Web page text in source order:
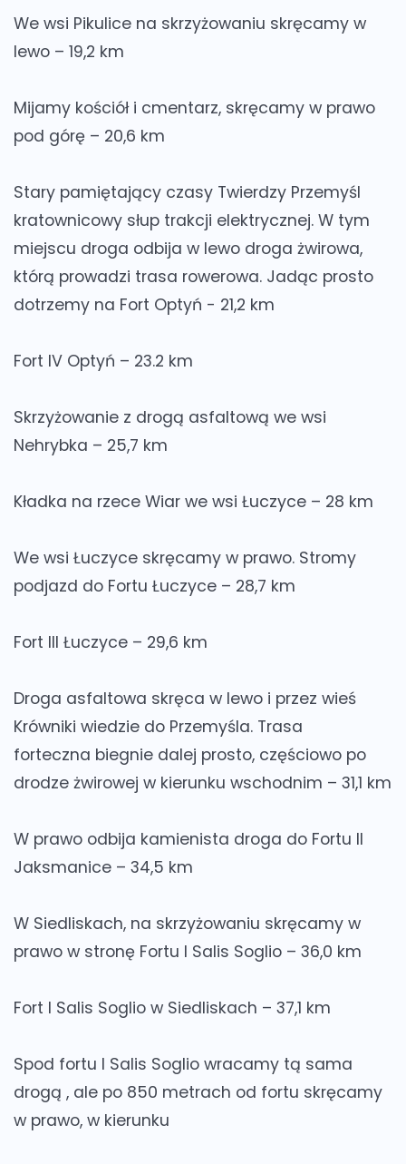
We wsi Pikulice na skrzyżowaniu skręcamy w
lewo – 19,2 km
Mijamy kościół i cmentarz, skręcamy w prawo
pod górę – 20,6 km
Stary pamiętający czasy Twierdzy Przemyśl
kratownicowy słup trakcji elektrycznej. W tym
miejscu droga odbija w lewo droga żwirowa,
którą prowadzi trasa rowerowa. Jadąc prosto
dotrzemy na Fort Optyń - 21,2 km
Fort IV Optyń – 23.2 km
Skrzyżowanie z drogą asfaltową we wsi
Nehrybka – 25,7 km
Kładka na rzece Wiar we wsi Łuczyce – 28 km
We wsi Łuczyce skręcamy w prawo. Stromy
podjazd do Fortu Łuczyce – 28,7 km
Fort III Łuczyce – 29,6 km
Droga asfaltowa skręca w lewo i przez wieś
Krówniki wiedzie do Przemyśla. Trasa
forteczna biegnie dalej prosto, częściowo po
drodze żwirowej w kierunku wschodnim – 31,1 km
W prawo odbija kamienista droga do Fortu II
Jaksmanice – 34,5 km
W Siedliskach, na skrzyżowaniu skręcamy w
prawo w stronę Fortu I Salis Soglio – 36,0 km
Fort I Salis Soglio w Siedliskach – 37,1 km
Spod fortu I Salis Soglio wracamy tą sama
drogą , ale po 850 metrach od fortu skręcamy
w prawo, w kierunku